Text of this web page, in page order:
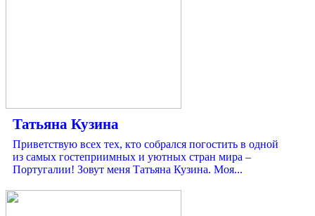
Татьяна Кузина
Приветствую всех тех, кто собрался погостить в одной
из самых гостеприимных и уютных стран мира –
Португалии! Зовут меня Татьяна Кузина. Моя...